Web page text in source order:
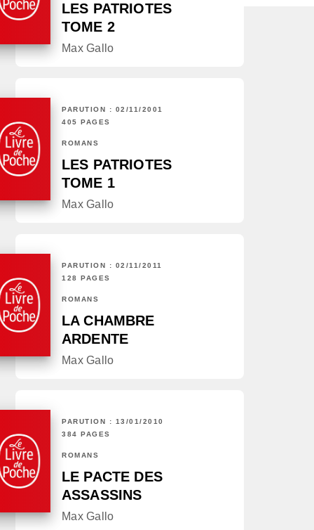
LES PATRIOTES
TOME 2
Max Gallo
PARUTION : 02/11/2001
405 PAGES
ROMANS
LES PATRIOTES
TOME 1
Max Gallo
PARUTION : 02/11/2011
128 PAGES
ROMANS
LA CHAMBRE
ARDENTE
Max Gallo
PARUTION : 13/01/2010
384 PAGES
ROMANS
LE PACTE DES
ASSASSINS
Max Gallo